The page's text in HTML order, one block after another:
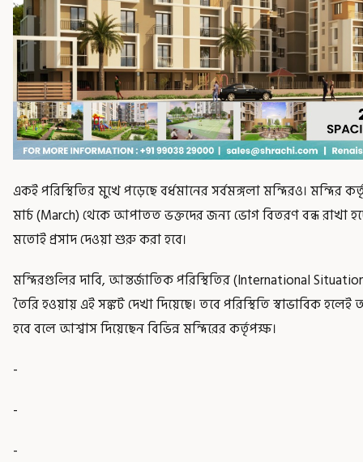
একই পরিস্থিতির মুখে পড়েছে বর্ধমানের সর্বমঙ্গলা মন্দিরও।
মার্চ (March) থেকে আপাতত ভক্তদের জন্য ভোগ বিতরণ বন্ধ রাখা
মতোই প্রসাদ দেওয়া শুরু করা হবে।
মন্দিরগুলির দাবি, আন্তর্জাতিক পরিস্থিতির (International
তৈরি হওয়ায় এই সঙ্কট দেখা দিয়েছে। তবে পরিস্থিতি স্বাভাবিক
হবে বলে আশ্বাস দিয়েছেন বিভিন্ন মন্দিরের কর্তৃপক্ষ।
-
-
-